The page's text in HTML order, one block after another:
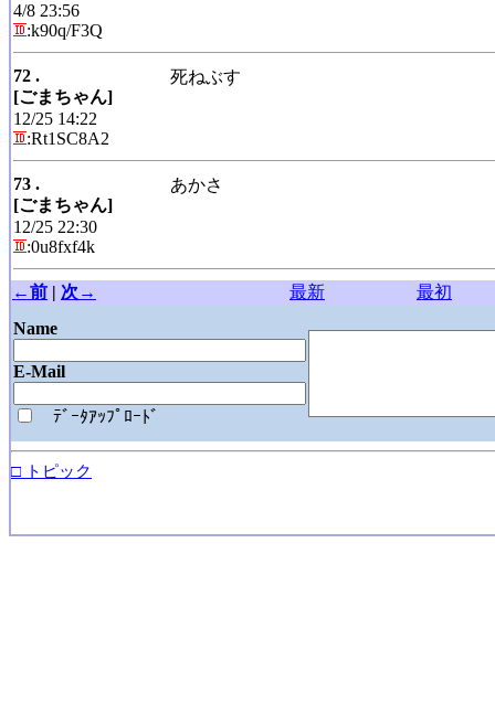
4/8 23:56
:k90q/F3Q
72 .
[ごまちゃん]
12/25 14:22
:Rt1SC8A2
死ねぶす
73 .
[ごまちゃん]
12/25 22:30
:0u8fxf4k
あかさ
←前 | 次→ 最新
最初
Name
E-Mail
ﾃﾞｰﾀｱｯﾌﾟﾛｰﾄﾞ
□ トピック